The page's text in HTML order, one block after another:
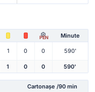
PEN Minute
1 0 0 590'
1 0 0 590'
Cartonașe /90 min